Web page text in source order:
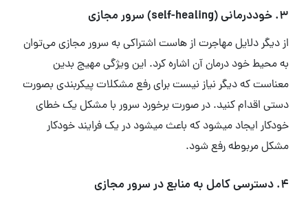
3. خوددرمانی (self-healing) سرور مجازی
از دیگر دلایل مهاجرت از هاست اشتراکی به سرور مجازی می‌توان
به محیط خود درمان آن اشاره کرد. این ویژگی مهیج بدین
معناست که دیگر نیاز نیست برای رفع مشکلات پیکربندی بصورت
دستی اقدام کنید. در صورت برخورد سرور با مشکل یک خطای
خودکار ایجاد میشود که باعث میشود در یک فرایند خودکار
مشکل مربوطه رفع شود.
4. دسترسی کامل به منابع در سرور مجازی